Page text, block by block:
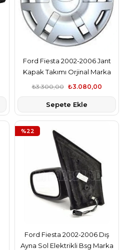
Ford Fiesta 2002-2006 Jant
Kapak Takımı Orjinal Marka
2S611130BA₺3.080,00
₺3.300,00
Sepete Ekle
Ford Fiesta 2002-2006 Dış
Ayna Sol Elektrikli Bsg Marka
%22